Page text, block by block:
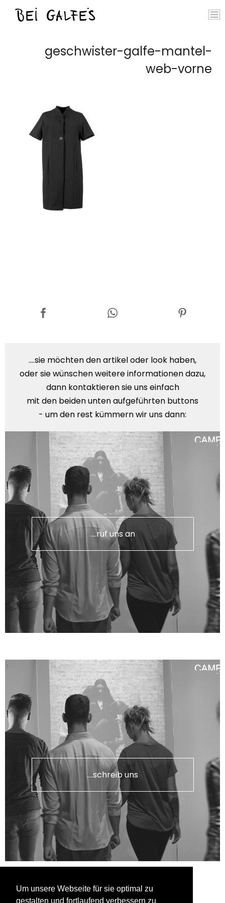
Um unsere Webseite für sie optimal zu
gestalten und fortlaufend verbessern zu
geschwister-galfe-mantel-
web-vorne
....sie möchten den artikel oder look haben,
oder sie wünschen weitere informationen dazu,
dann kontaktieren sie uns einfach
mit den beiden unten aufgeführten buttons
- um den rest kümmern wir uns dann:
....ruf uns an
>
....schreib uns